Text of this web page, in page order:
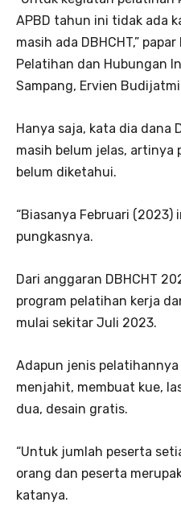
APBD tahun ini tidak ada
masih ada DBHCHT,”
Pelatihan dan Hubungan
Sampang, Ervien
Hanya saja, kata dia dana
masih belum jelas, artinya
belum diketahui.
“Biasanya Februari (2023)
pungkasnya.
Dari anggaran DBHCHT
program pelatihan kerja
mulai sekitar Juli 2023.
Adapun jenis
menjahit, membuat kue,
dua, desain gratis.
“Untuk jumlah peserta
orang dan peserta
katanya.